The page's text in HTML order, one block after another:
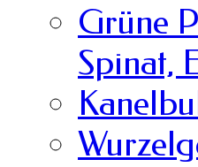
Grüne
Spinat,